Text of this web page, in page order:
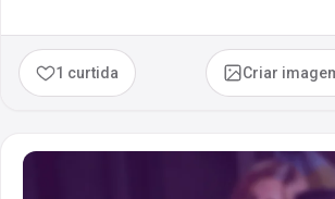
1 curtida Criar